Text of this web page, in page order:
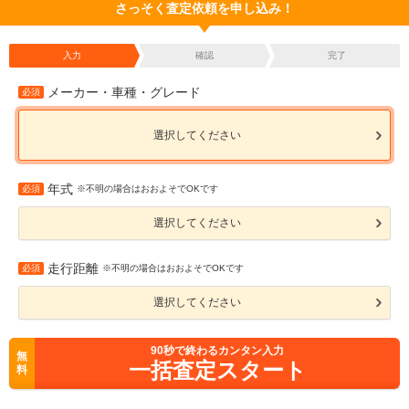
さっそく査定依頼を申し込み！
入力 確認 完了
必須 メーカー・車種・グレード
選択してください
必須 年式 ※不明の場合はおおよそでOKです
選択してください
必須 走行距離 ※不明の場合はおおよそでOKです
選択してください
無
料
90秒で終わるカンタン入力
一括査定スタート